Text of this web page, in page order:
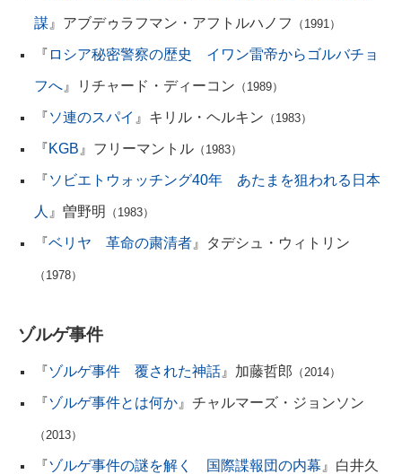
謀 』アブデゥラフマン・アフトルハノフ （1991）
『 ロシア秘密警察の歴史 イワン雷帝からゴルバチョ
フへ 』リチャード・ディーコン （1989）
『ソ連のスパイ 』キリル・ヘルキン （1983）
『KGB 』フリーマントル （1983）
『ソビエトウォッチング40年 あたまを狙われる日本
人 』曽野明 （1983）
『ベリヤ 革命の粛清者 』タデシュ・ウィトリン
（1978）
ゾルゲ事件
『ゾルゲ事件 覆された神話 』加藤哲郎 （2014）
『ゾルゲ事件とは何か 』チャルマーズ・ジョンソン
（2013）
『ゾルゲ事件の謎を解く 国際諜報団の内幕 』白井久